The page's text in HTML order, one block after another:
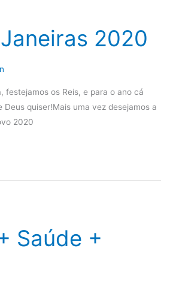
2020
festejamos os Reis, e para o ano cá
Deus quiser!Mais uma vez desejamos a
2020
Saúde +